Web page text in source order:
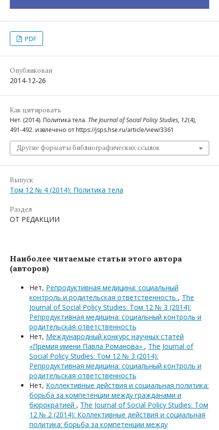
PDF
Опубликован
2014-12-26
Как цитировать
Нет. (2014). Политика тела. The Journal of Social Policy Studies, 12(4),
491-492. извлечено от https://jsps.hse.ru/article/view/3361
Другие форматы библиографических ссылок
Выпуск
Том 12 № 4 (2014): Политика тела
Раздел
ОТ РЕДАКЦИИ
Наиболее читаемые статьи этого автора
(авторов)
Нет, Репродуктивная медицина: социальный
контроль и родительская ответственность , The
Journal of Social Policy Studies: Том 12 № 3 (2014):
Репродуктивная медицина: социальный контроль и
родительская ответственность
Нет, Международный конкурс научных статей
«Премия имени Павла Романова» , The Journal of
Social Policy Studies: Том 12 № 3 (2014):
Репродуктивная медицина: социальный контроль и
родительская ответственность
Нет, Коллективные действия и социальная политика:
борьба за компетенции между гражданами и
бюрократией , The Journal of Social Policy Studies: Том
12 № 2 (2014): Коллективные действия и социальная
политика: борьба за компетенции между